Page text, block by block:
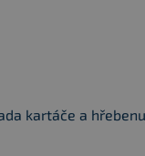
kartáče a